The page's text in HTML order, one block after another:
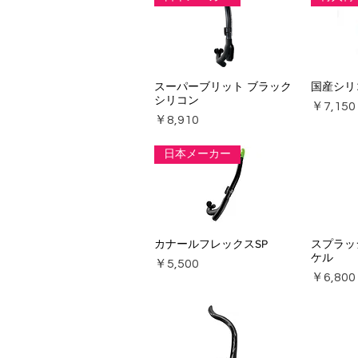
スーパーブリット ブラック
シリコン
価格
￥8,910
国産シ
価格
￥7,150
日本メーカー
カナールフレックスSP
価格
￥5,500
スプラ
ケル
価格
￥6,800